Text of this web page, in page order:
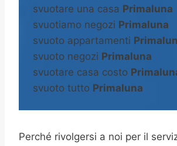
svuotare una casa Primaluna
svuotiamo negozi Primaluna
svuoto appartamenti
svuoto negozi Primaluna
svuotare casa costo
svuoto tutto Primaluna
Perché rivolgersi a noi per il